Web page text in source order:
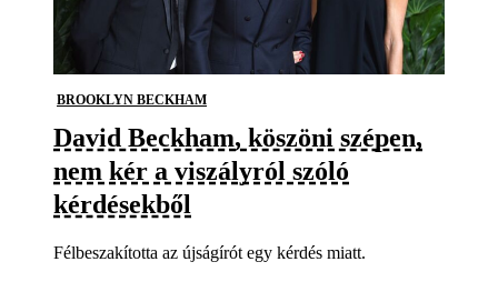
BROOKLYN BECKHAM
David Beckham, köszöni szépen,
nem kér a viszályról szóló
kérdésekből
Félbeszakította az újságírót egy kérdés miatt.